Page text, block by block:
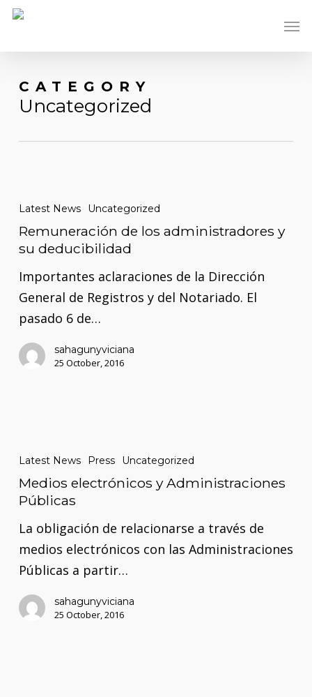
Skip
main
CATEGORY
Uncategorized
de
los
administradores
su
deducibilidad
Latest News Uncategorized
Remuneración de los administradores y
su deducibilidad
Importantes aclaraciones de la Dirección
General de Registros y del Notariado. El
pasado 6 de…
sahagunyviciana
25 October, 2016
electrónicos
y
Administraciones
Latest News Press Uncategorized
Medios electrónicos y Administraciones
Públicas
La obligación de relacionarse a través de
medios electrónicos con las Administraciones
Públicas a partir…
sahagunyviciana
25 October, 2016